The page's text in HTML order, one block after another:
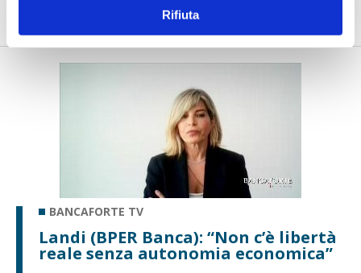
Rifiuta
BANCAFORTE TV
Landi (BPER Banca): “Non c’è libertà
reale senza autonomia economica”